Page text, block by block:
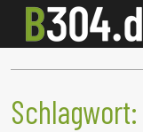
Schlagwort: